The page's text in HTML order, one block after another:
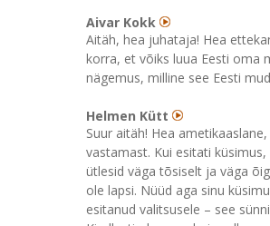
Aivar Kokk
Aitäh, hea juhataja! Hea
korra, et võiks luua Eesti oma
nägemus, milline see Eesti
Helmen Kütt
Suur aitäh! Hea
vastamast. Kui esitati
ütlesid väga tõsiselt ja väga
ole lapsi. Nüüd aga sinu
esitanud valitsusele – see